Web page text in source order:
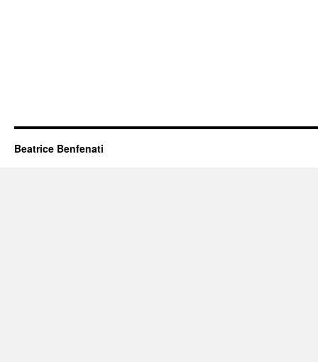
Beatrice Benfenati